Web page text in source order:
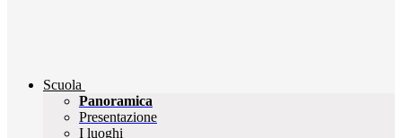
Scuola
Panoramica
Presentazione
I luoghi